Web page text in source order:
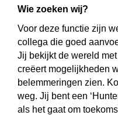
Wie zoeken wij?
Voor deze functie zijn
collega die goed
Jij bekijkt de wereld
creëert mogelijkheden
belemmeringen zien.
weg. Jij bent een
als het gaat om